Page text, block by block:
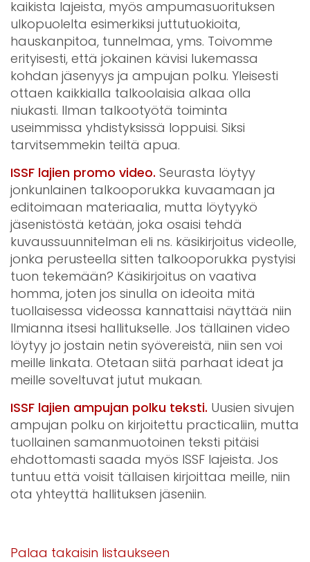
kaikista lajeista, myös ampumasuorituksen
ulkopuolelta esimerkiksi juttutuokioita,
hauskanpitoa, tunnelmaa, yms. Toivomme
erityisesti, että jokainen kävisi lukemassa
kohdan jäsenyys ja ampujan polku. Yleisesti
ottaen kaikkialla talkoolaisia alkaa olla
niukasti. Ilman talkootyötä toiminta
useimmissa yhdistyksissä loppuisi. Siksi
tarvitsemmekin teiltä apua.
ISSF lajien promo video. Seurasta löytyy
jonkunlainen talkooporukka kuvaamaan ja
editoimaan materiaalia, mutta löytyykö
jäsenistöstä ketään, joka osaisi tehdä
kuvaussuunnitelman eli ns. käsikirjoitus videolle,
jonka perusteella sitten talkooporukka pystyisi
tuon tekemään? Käsikirjoitus on vaativa
homma, joten jos sinulla on ideoita mitä
tuollaisessa videossa kannattaisi näyttää niin
Ilmianna itsesi hallitukselle. Jos tällainen video
löytyy jo jostain netin syövereistä, niin sen voi
meille linkata. Otetaan siitä parhaat ideat ja
meille soveltuvat jutut mukaan.
ISSF lajien ampujan polku teksti. Uusien sivujen
ampujan polku on kirjoitettu practicaliin, mutta
tuollainen samanmuotoinen teksti pitäisi
ehdottomasti saada myös ISSF lajeista. Jos
tuntuu että voisit tällaisen kirjoittaa meille, niin
ota yhteyttä hallituksen jäseniin.
Palaa takaisin listaukseen